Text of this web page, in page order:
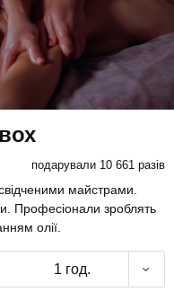
подарували 10 661 разів
майстрами.
Професіонали зроблять
олії.
1 год.